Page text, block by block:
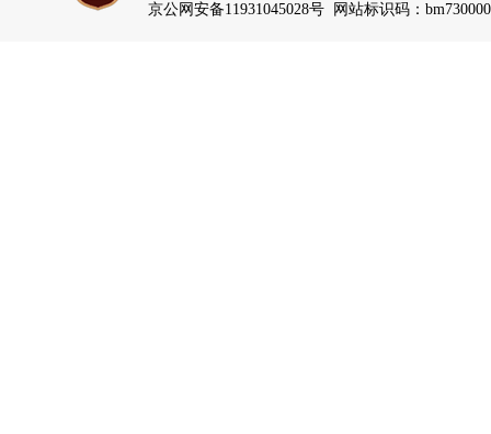
京公网安备11931045028号 网站标识码：